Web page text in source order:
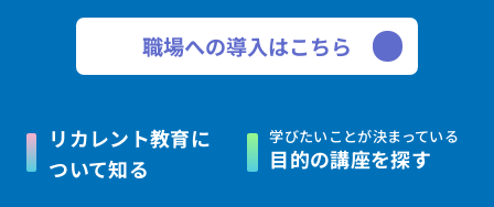
職場への導入はこちら
リカレント教育に
ついて知る
学びたいことが決まっている
目的の講座を探す